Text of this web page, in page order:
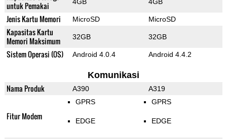
untuk Pemakai
Jenis Kartu Memori MicroSD MicroSD
Kapasitas Kartu
Memori Maksimum
32GB 32GB
Sistem Operasi (OS) Android 4.0.4 Android 4.4.2
Komunikasi
Nama Produk A390 A319
Fitur Modem
GPRS
EDGE
GPRS
EDGE